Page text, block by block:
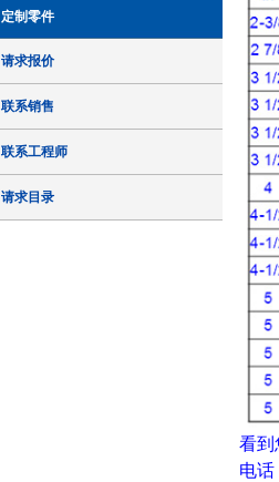
定制零件
请求报价
联系销售
联系工程师
请求目录
看到
电